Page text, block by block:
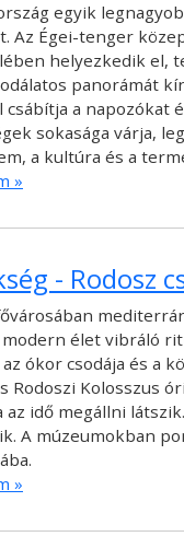
egyik
Az Égei-tenger
helyezkedik el,
panorámát
a napozókat
sokasága várja,
a kultúra és a
»
- Rodosz
modern élet vibráló
az ókor csodája és a
Rodoszi Kolosszus
az idő megállni
A múzeumokban
»